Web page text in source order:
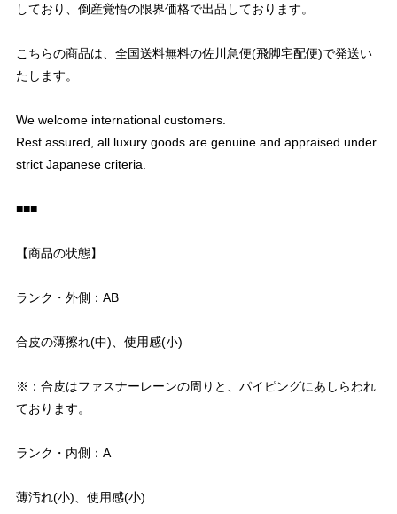
しており、倒産覚悟の限界価格で出品しております。
こちらの商品は、全国送料無料の佐川急便(飛脚宅配便)で発送い
たします。
We welcome international customers.
Rest assured, all luxury goods are genuine and appraised under
strict Japanese criteria.
■■■
【商品の状態】
ランク・外側：AB
合皮の薄擦れ(中)、使用感(小)
※：合皮はファスナーレーンの周りと、パイピングにあしらわれ
ております。
ランク・内側：A
薄汚れ(小)、使用感(小)